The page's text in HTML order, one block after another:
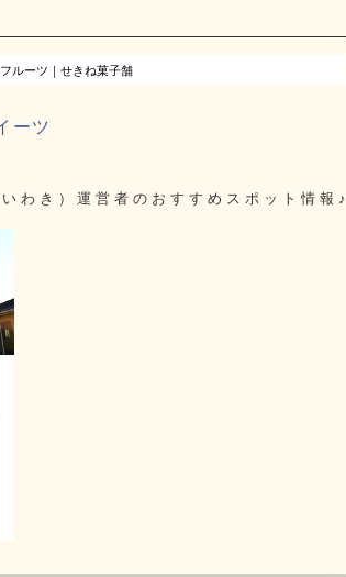
ルーツ｜せきね菓子舗
ーツ
わき）運営者のおすすめスポット情報♪